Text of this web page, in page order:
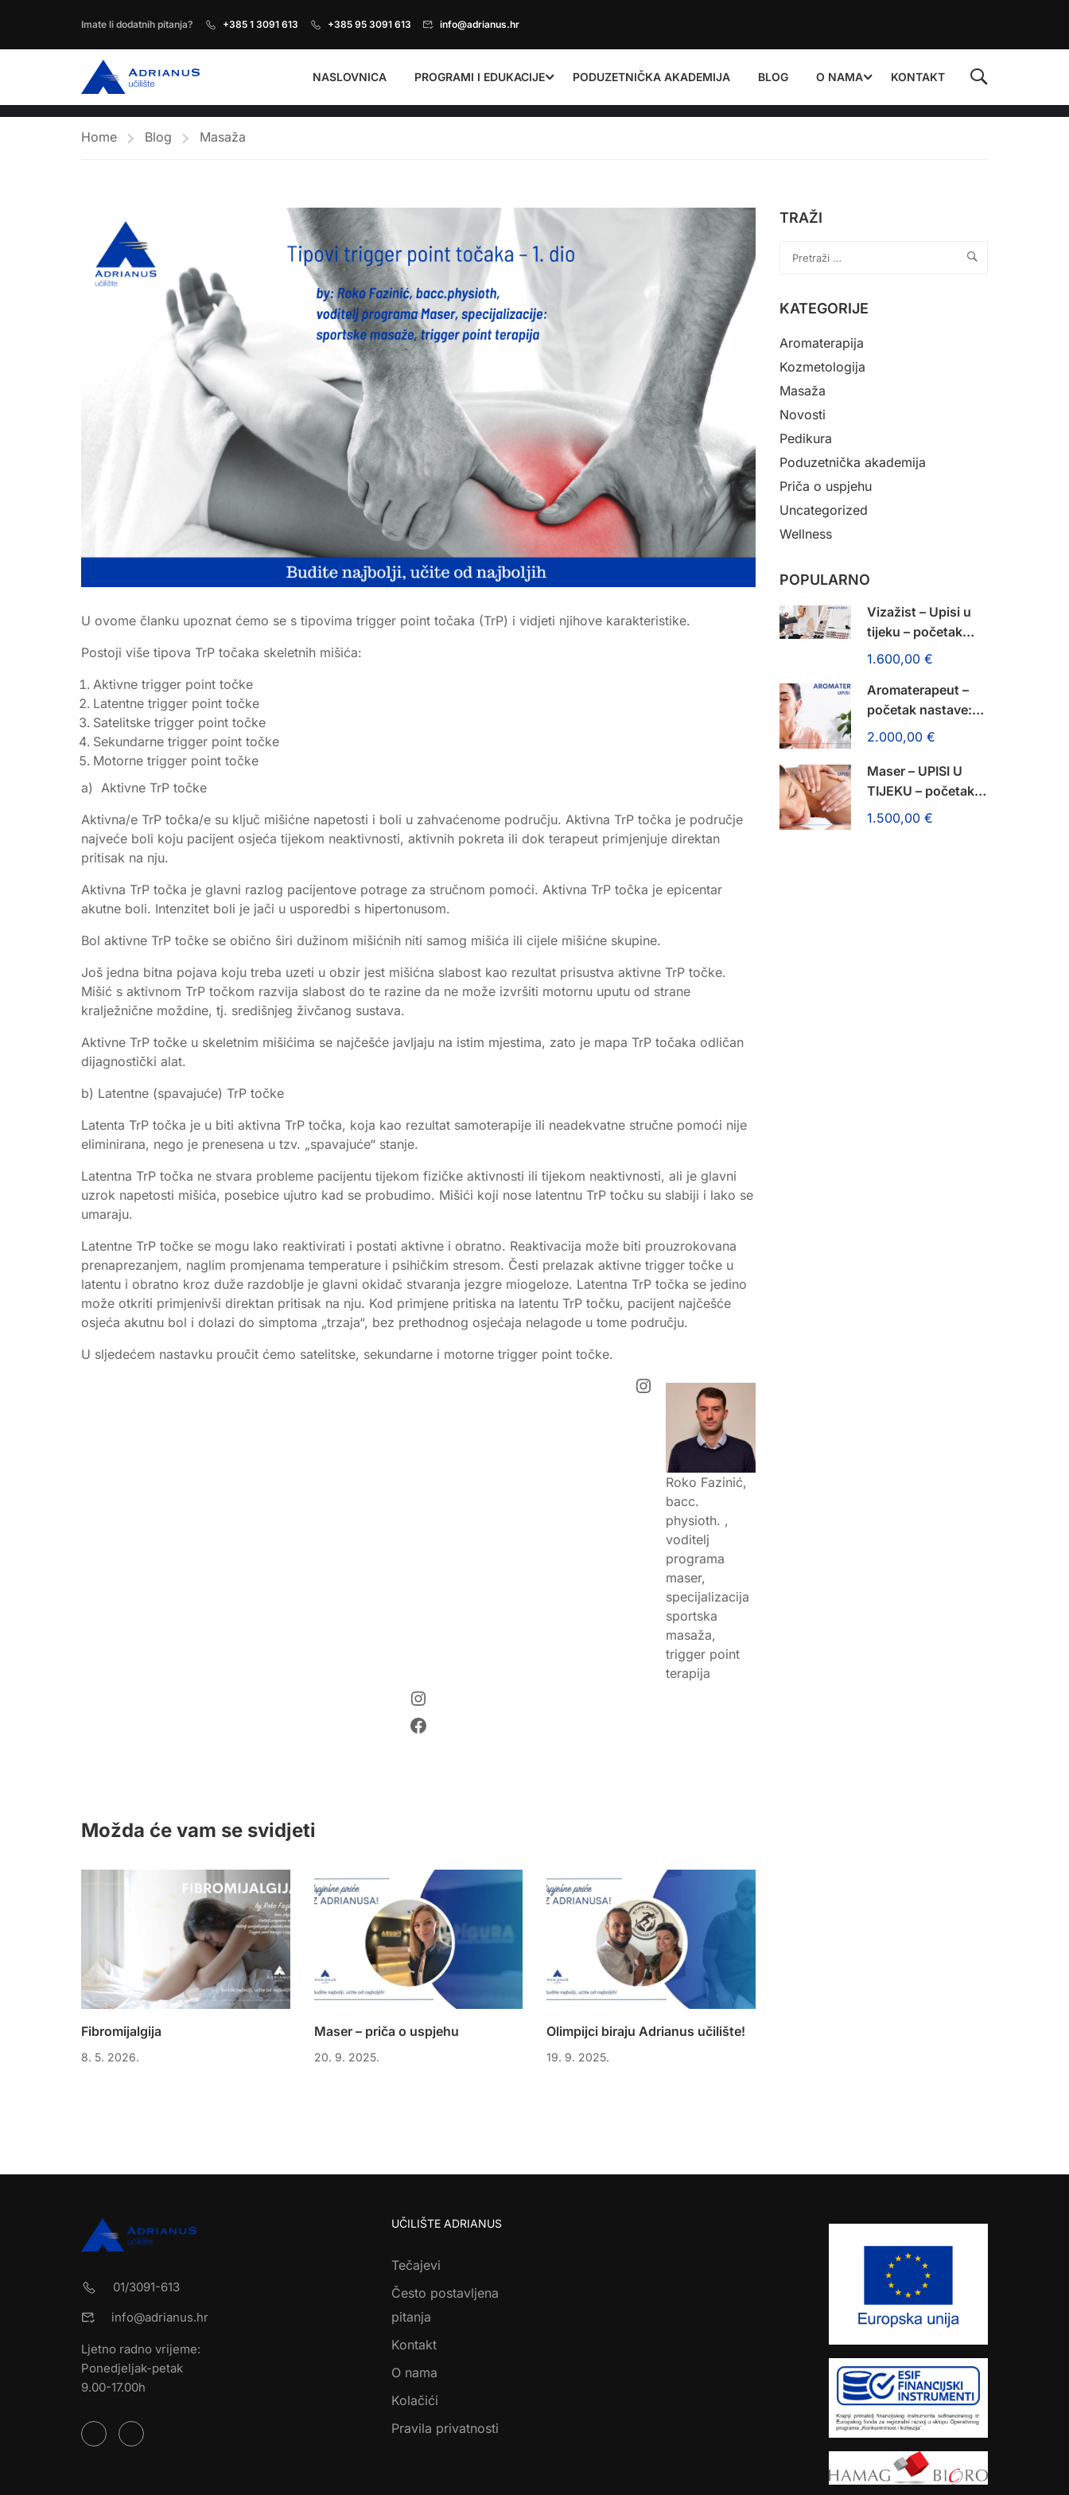
Imate li dodatnih pitanja? +385 1 3091 613 +385 95 3091 613 info@adrianus.hr
NASLOVNICA PROGRAMI I EDUKACIJE PODUZETNIČKA AKADEMIJA BLOG O NAMA KONTAKT
Home Blog Masaža
U ovome članku upoznat ćemo se s tipovima trigger point točaka (TrP) i vidjeti njihove karakteristike.
Postoji više tipova TrP točaka skeletnih mišića:
Aktivne trigger point točke
Latentne trigger point točke
Satelitske trigger point točke
Sekundarne trigger point točke
Motorne trigger point točke
a) Aktivne TrP točke
Aktivna/e TrP točka/e su ključ mišićne napetosti i boli u zahvaćenome području. Aktivna TrP točka je područje
najveće boli koju pacijent osjeća tijekom neaktivnosti, aktivnih pokreta ili dok terapeut primjenjuje direktan
pritisak na nju.
Aktivna TrP točka je glavni razlog pacijentove potrage za stručnom pomoći. Aktivna TrP točka je epicentar
akutne boli. Intenzitet boli je jači u usporedbi s hipertonusom.
Bol aktivne TrP točke se obično širi dužinom mišićnih niti samog mišića ili cijele mišićne skupine.
Još jedna bitna pojava koju treba uzeti u obzir jest mišićna slabost kao rezultat prisustva aktivne TrP točke.
Mišić s aktivnom TrP točkom razvija slabost do te razine da ne može izvršiti motornu uputu od strane
kralježnične moždine, tj. središnjeg živčanog sustava.
Aktivne TrP točke u skeletnim mišićima se najčešće javljaju na istim mjestima, zato je mapa TrP točaka odličan
dijagnostički alat.
b) Latentne (spavajuće) TrP točke
Latenta TrP točka je u biti aktivna TrP točka, koja kao rezultat samoterapije ili neadekvatne stručne pomoći nije
eliminirana, nego je prenesena u tzv. „spavajuće“ stanje.
Latentna TrP točka ne stvara probleme pacijentu tijekom fizičke aktivnosti ili tijekom neaktivnosti, ali je glavni
uzrok napetosti mišića, posebice ujutro kad se probudimo. Mišići koji nose latentnu TrP točku su slabiji i lako se
umaraju.
Latentne TrP točke se mogu lako reaktivirati i postati aktivne i obratno. Reaktivacija može biti prouzrokovana
prenaprezanjem, naglim promjenama temperature i psihičkim stresom. Česti prelazak aktivne trigger točke u
latentu i obratno kroz duže razdoblje je glavni okidač stvaranja jezgre miogeloze. Latentna TrP točka se jedino
može otkriti primjenivši direktan pritisak na nju. Kod primjene pritiska na latentu TrP točku, pacijent najčešće
osjeća akutnu bol i dolazi do simptoma „trzaja“, bez prethodnog osjećaja nelagode u tome području.
U sljedećem nastavku proučit ćemo satelitske, sekundarne i motorne trigger point točke.
Roko Fazinić,
bacc.
physioth. ,
voditelj
programa
maser,
specijalizacija
sportska
masaža,
trigger point
terapija
Instagram
Instagram
Facebook
Možda će vam se svidjeti
Fibromijalgija
8. 5. 2026.
Maser – priča o uspjehu
20. 9. 2025.
Olimpijci biraju Adrianus učilište!
19. 9. 2025.
TRAŽI
KATEGORIJE
Aromaterapija
Kozmetologija
Masaža
Novosti
Pedikura
Poduzetnička akademija
Priča o uspjehu
Uncategorized
Wellness
POPULARNO
Vizažist – Upisi u
tijeku – početak
nastave: 14. rujna
1.600,00 €
Aromaterapeut –
početak nastave:
14. rujna 2026.!
2.000,00 €
Maser – UPISI U
TIJEKU – početak
nastave: 14. rujna
1.500,00 €
01/3091-613
info@adrianus.hr
Ljetno radno vrijeme:
Ponedjeljak-petak
9.00-17.00h
UČILIŠTE ADRIANUS
Tečajevi
Često postavljena
pitanja
Kontakt
O nama
Kolačići
Pravila privatnosti